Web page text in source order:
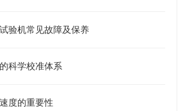
验机常见故障及保养
科学校准体系
度的重要性